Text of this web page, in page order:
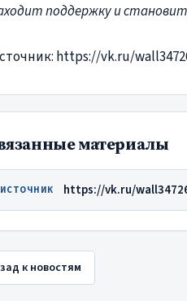
поддержку и
https://vk.ru/
материалы
ИСТОЧНИК https://vk.ru/
к новостям